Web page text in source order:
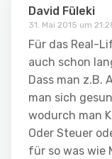
David Füleki
31. Mai 2015 um
Für das Real-
auch schon
Dass man z.B.
man sich
wodurch man
Oder Steuer
für so was wie